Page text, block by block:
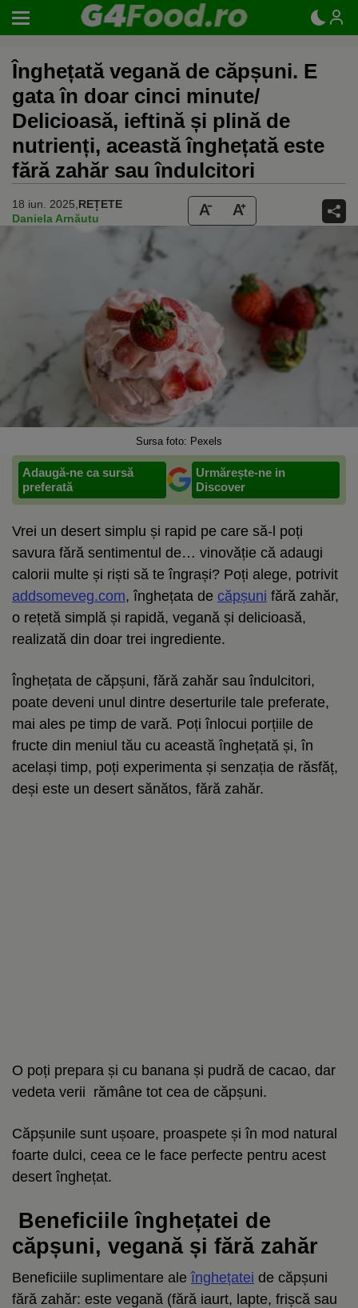
Înghețată vegană de căpșuni. E
gata în doar cinci minute/
Delicioasă, ieftină și plină de
nutrienți, această înghețată este
fără zahăr sau îndulcitori
18 iun. 2025, REȚETE
Daniela Arnăutu
Sursa foto: Pexels
Adaugă-ne ca sursă
preferată
Urmărește-ne in
Discover
Vrei un desert simplu și rapid pe care să-l poți
savura fără sentimentul de… vinovăție că adaugi
calorii multe și riști să te îngrași? Poți alege, potrivit
addsomeveg.com, înghețata de căpșuni fără zahăr,
o rețetă simplă și rapidă, vegană și delicioasă,
realizată din doar trei ingrediente.
Înghețata de căpșuni, fără zahăr sau îndulcitori,
poate deveni unul dintre deserturile tale preferate,
mai ales pe timp de vară. Poți înlocui porțiile de
fructe din meniul tău cu această înghețată și, în
același timp, poți experimenta și senzația de răsfăț,
deși este un desert sănătos, fără zahăr.
O poți prepara și cu banana și pudră de cacao, dar
vedeta verii rămâne tot cea de căpșuni.
Căpșunile sunt ușoare, proaspete și în mod natural
foarte dulci, ceea ce le face perfecte pentru acest
desert înghețat.
Beneficiile înghețatei de
căpșuni, vegană și fără zahăr
Beneficiile suplimentare ale înghețatei de căpșuni
fără zahăr: este vegană (fără iaurt, lapte, frișcă sau